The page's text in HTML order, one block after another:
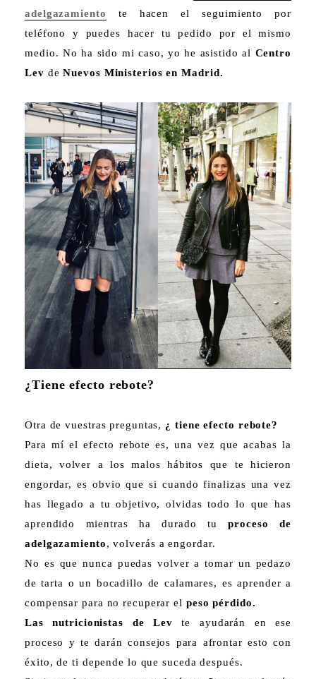
adelgazamiento
te hacen el seguimiento por
teléfono y puedes hacer tu pedido por el mismo
medio. No ha sido mi caso, yo he asistido al Centro
Lev deNuevos Ministerios en Madrid.
¿Tiene efecto rebote?
Otra de vuestras preguntas, ¿ tiene efecto rebote?
Para mí el efecto rebote es, una vez que acabas la
dieta, volver a los malos hábitos que te hicieron
engordar, es obvio que si cuando finalizas una vez
has llegado a tu objetivo, olvidas todo lo que has
aprendido mientras ha durado tuproceso de
adelgazamiento, volverás a engordar.
No es que nunca puedas volver a tomar un pedazo
de tarta o un bocadillo de calamares, es aprender a
compensar para no recuperar el peso pérdido.
Las nutricionistas de Levte ayudarán en ese
proceso y te darán consejos para afrontar esto con
éxito, de ti depende lo que suceda después.